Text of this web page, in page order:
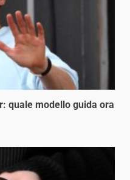
quale modello guida ora